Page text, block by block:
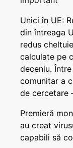
Unici în UE:
din întreaga
redus
calculate pe
deceniu.
comunitar a
de cercetare
Premieră
au creat
capabili să